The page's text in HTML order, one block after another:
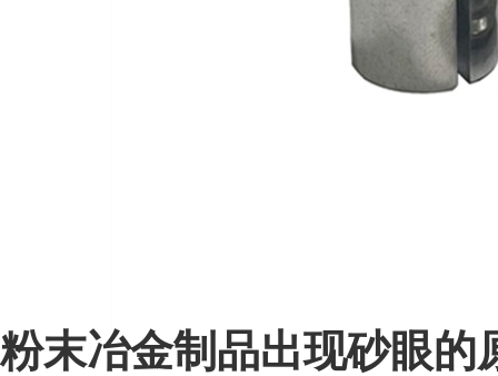
粉末冶金制品出现砂眼的